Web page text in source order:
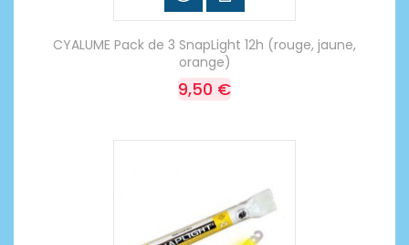
CYALUME Pack de 3 SnapLight 12h (rouge, jaune,
orange)
9,50 €